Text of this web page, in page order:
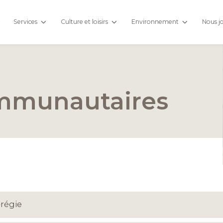
Services Culture et loisirs Environnement Nous